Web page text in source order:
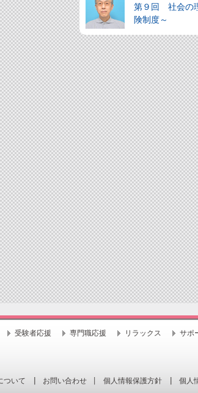
第９回 社会の
険制度～
受験者応援 専門職応援 リラックス サポ
ついて お問い合わせ 個人情報保護方針 個人